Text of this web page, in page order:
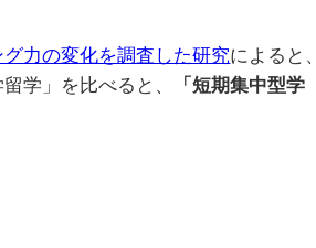
力の変化を調査した研究によると、
学」を比べると、
「短期集中型学